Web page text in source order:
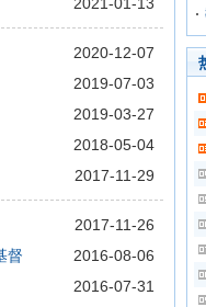
2020-12-07
2019-07-03
2019-03-27
2018-05-04
2017-11-29
2017-11-26
督
2016-08-06
2016-07-31